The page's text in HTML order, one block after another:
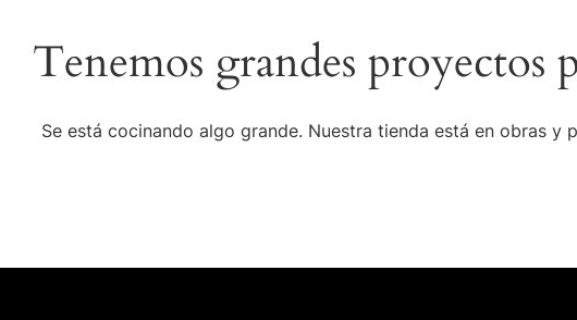
Tenemos grandes proyectos
Se está cocinando algo grande. Nuestra tienda está en obras y